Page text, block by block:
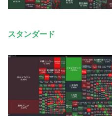
スタンダード